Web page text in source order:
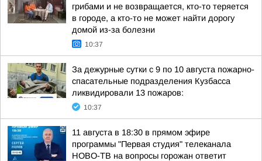
грибами и не возвращается, кто-то теряется
в городе, а кто-то не может найти дорогу
домой из-за болезни
10:37
За дежурные сутки с 9 по 10 августа пожарно-
спасательные подразделения Кузбасса
ликвидировали 13 пожаров:
10:37
11 августа в 18:30 в прямом эфире
программы "Первая студия" телеканала
НОВО-ТВ на вопросы горожан ответит